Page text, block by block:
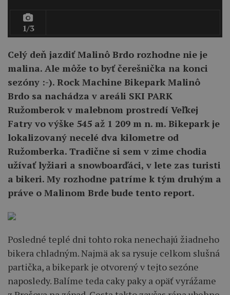
1/3
Celý deň jazdiť Malinô Brdo rozhodne nie je
malina. Ale môže to byť čerešnička na konci
sezóny :-). Rock Machine Bikepark Malinô
Brdo sa nachádza v areáli SKI PARK
Ružomberok v malebnom prostredí Veľkej
Fatry vo výške 545 až 1 209 m n. m. Bikepark je
lokalizovaný necelé dva kilometre od
Ružomberka. Tradične si sem v zime chodia
užívať lyžiari a snowboarďáci, v lete zas turisti
a bikeri. My rozhodne patríme k tým druhým a
práve o Malinom Brde bude tento report.
Posledné teplé dni tohto roka nenechajú žiadneho
bikera chladným. Najmä ak sa rysuje celkom slušná
partička, a bikepark je otvorený v tejto sezóne
naposledy. Balíme teda caky paky a opäť vyrážame